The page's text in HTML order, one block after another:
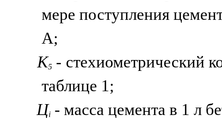
мере поступления
А;
К5 - стехиометрический
таблице 1;
Цi - масса цемента в 1 л